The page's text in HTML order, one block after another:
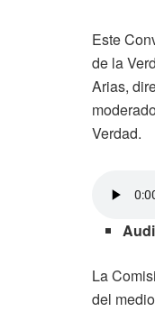
Este
de la
Arias,
Verdad.
La
del